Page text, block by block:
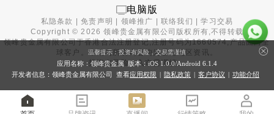
电脑版
私隐条款 |免责声明 领峰推广 |联络我们 |学习交易
Copyright ©2026 领峰贵金属有限公司版权所有,不得转载
领峰贵金属有限公司于香港合法注册登记,注册号码为1660574,产品面向全
球客户。本站内所有内容均为香港地区资讯。
投资有风险，入市需谨慎。
温馨提示：投资有风险，交易需谨慎
应用名称：领峰贵金属 版本：iOS 1.0.0/Android 6.1.4
开发者信息：领峰贵金属有限公司 查看应用权限 | 隐私政策 | 客户协议 | 功能介绍